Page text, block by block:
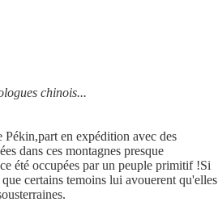
chinois...
en expédition avec des
dans ces montagnes presque
été occupées par un peuple primitif !Si
certains temoins lui avouerent qu'elles